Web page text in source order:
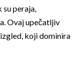
peraja,
Ovaj upečatljiv
koji dominira